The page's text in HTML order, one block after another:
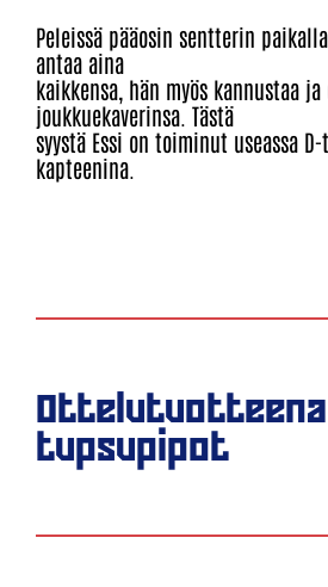
Peleissä pääosin sentterin
antaa aina
kaikkensa, hän myös kannustaa
joukkuekaverinsa. Tästä
syystä Essi on toiminut useassa
kapteenina.
tupsupipot